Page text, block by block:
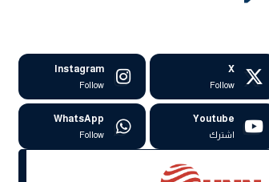
X
Follow
Instagram
Follow
Youtube
اشترك
WhatsApp
Follow